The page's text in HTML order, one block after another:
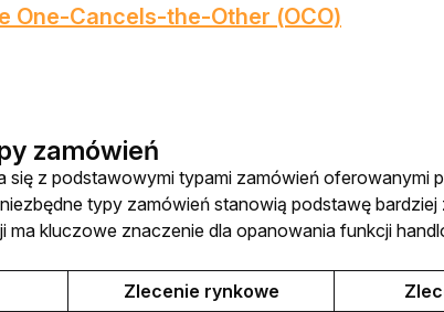
One-Cancels-the-Other (OCO)
zamówień
się z podstawowymi typami zamówień oferowanymi
typy zamówień stanowią podstawę
kluczowe znaczenie dla opanowania funkcji
Zlecenie rynkowe